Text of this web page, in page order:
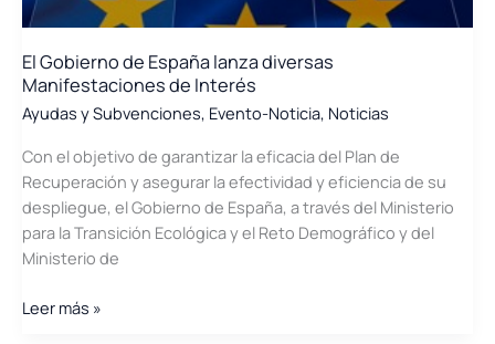
marco
Plan
de
Recuperación,
y
Resiliencia
El Gobierno de España lanza diversas
Manifestaciones de Interés
Ayudas y Subvenciones, Evento-Noticia, Noticias
Con el objetivo de garantizar la eficacia del Plan de
Recuperación y asegurar la efectividad y eficiencia de su
despliegue, el Gobierno de España, a través del Ministerio
para la Transición Ecológica y el Reto Demográfico y del
Ministerio de
El
Leer más »